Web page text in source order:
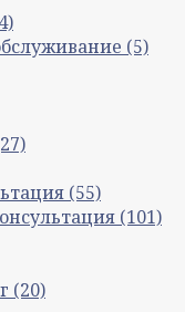
(5)
(55)
(101)
(20)